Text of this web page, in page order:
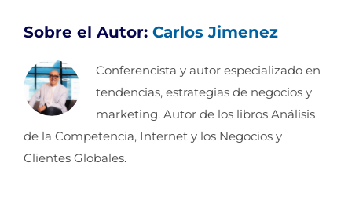
Sobre el Autor: Carlos Jimenez
Conferencista y autor especializado en
tendencias, estrategias de negocios y
marketing. Autor de los libros Análisis
de la Competencia, Internet y los Negocios y
Clientes Globales.